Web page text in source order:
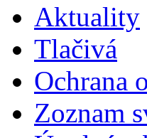
Aktuality
Tlačivá
Ochrana
Zoznam